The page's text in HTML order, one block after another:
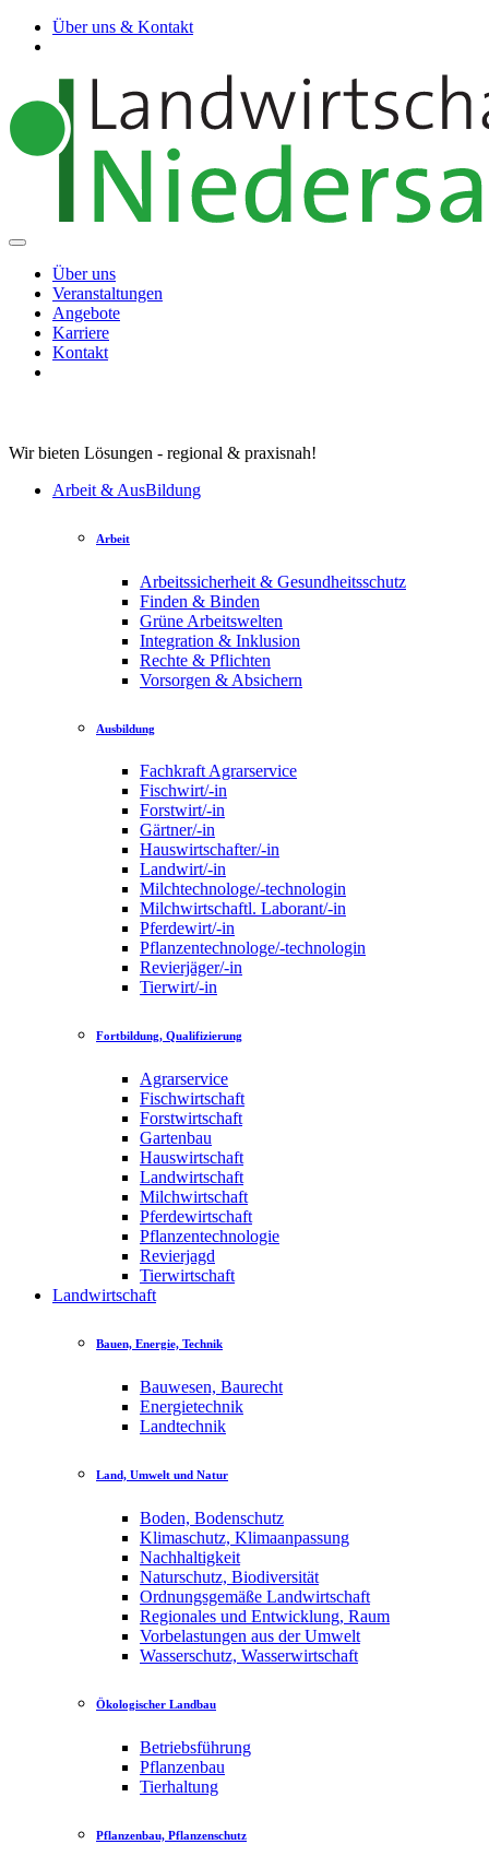
Über uns & Kontakt
Über uns
Veranstaltungen
Angebote
Karriere
Kontakt
Wir bieten Lösungen - regional & praxisnah!
Arbeit & AusBildung
Arbeit
Arbeitssicherheit & Gesundheitsschutz
Finden & Binden
Grüne Arbeitswelten
Integration & Inklusion
Rechte & Pflichten
Vorsorgen & Absichern
Ausbildung
Fachkraft Agrarservice
Fischwirt/-in
Forstwirt/-in
Gärtner/-in
Hauswirtschafter/-in
Landwirt/-in
Milchtechnologe/-technologin
Milchwirtschaftl. Laborant/-in
Pferdewirt/-in
Pflanzentechnologe/-technologin
Revierjäger/-in
Tierwirt/-in
Fortbildung, Qualifizierung
Agrarservice
Fischwirtschaft
Forstwirtschaft
Gartenbau
Hauswirtschaft
Landwirtschaft
Milchwirtschaft
Pferdewirtschaft
Pflanzentechnologie
Revierjagd
Tierwirtschaft
Landwirtschaft
Bauen, Energie, Technik
Bauwesen, Baurecht
Energietechnik
Landtechnik
Land, Umwelt und Natur
Boden, Bodenschutz
Klimaschutz, Klimaanpassung
Nachhaltigkeit
Naturschutz, Biodiversität
Ordnungsgemäße Landwirtschaft
Regionales und Entwicklung, Raum
Vorbelastungen aus der Umwelt
Wasserschutz, Wasserwirtschaft
Ökologischer Landbau
Betriebsführung
Pflanzenbau
Tierhaltung
Pflanzenbau, Pflanzenschutz